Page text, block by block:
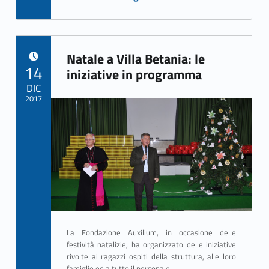
Natale a Villa Betania: le
iniziative in programma
La Fondazione Auxilium, in occasione delle
festività natalizie, ha organizzato delle iniziative
rivolte ai ragazzi ospiti della struttura, alle loro
14
DIC
2017